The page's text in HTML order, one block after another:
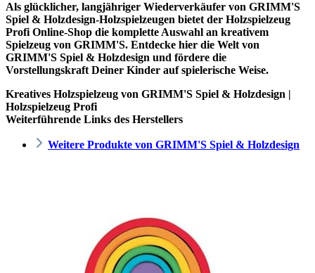
Als glücklicher, langjähriger Wiederverkäufer von GRIMM'S
Spiel & Holzdesign-Holzspielzeugen bietet der Holzspielzeug
Profi Online-Shop die komplette Auswahl an kreativem
Spielzeug von GRIMM'S. Entdecke hier die Welt von
GRIMM'S Spiel & Holzdesign und fördere die
Vorstellungskraft Deiner Kinder auf spielerische Weise.
Kreatives Holzspielzeug von GRIMM'S Spiel & Holzdesign |
Holzspielzeug Profi
Weiterführende Links des Herstellers
Weitere Produkte von GRIMM'S Spiel & Holzdesign